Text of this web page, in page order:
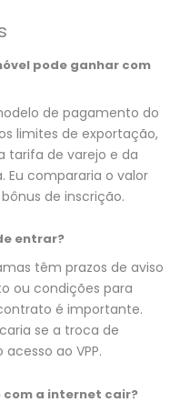
pode ganhar com
de pagamento do
limites de exportação,
tarifa de varejo e da
Eu compararia o valor
de inscrição.
entrar?
têm prazos de aviso
ou condições para
é importante.
se a troca de
ao VPP.
com a internet cair?